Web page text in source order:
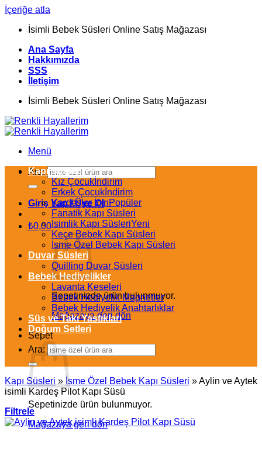
İçeriğe atla
İsimli Bebek Süsleri Online Satış Mağazası
Ana Sayfa
Hakkımızda
SSS
İletişim
İsimli Bebek Süsleri Online Satış Mağazası
Menü
Ara:
Giriş Yap / Üye Ol
₺0,00
Sepetinizde ürün bulunmuyor.
Mağazaya geri dön
Sepet
Sepetinizde ürün bulunmuyor.
Mağazaya geri dön
Kapı Süsleri
Kız Çocuk
Erkek Çocuk
Kardeşler İçin
Fanatik Kapı Süsleri
İsimlik Kapı Süsleri
Keçe Bebek Kapı Süsleri
İsme Özel Bebek Kapı Süsleri
Duvar Süsleri
Quilling Duvar Süsleri
Bebek Hediyelikler
Lavanta Keseleri
Bebek Hediyelik Magnetler
Bebek Hediyelik Anahtarlıklar
Süs ve Takı Yastıkları
Doğum Setleri
Ara:
Kapı Süsleri » İsme Özel Bebek Kapı Süsleri »Aylin ve Aytek
isimli Kardeş Pilot Kapı Süsü
Filtrele